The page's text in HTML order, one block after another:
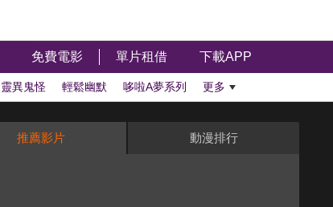
免費電影 單片租借 下載APP
靈異鬼怪 輕鬆幽默 哆啦A夢系列 更多
推薦影片 動漫排行